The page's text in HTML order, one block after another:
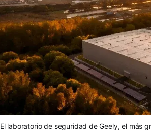
El laboratorio de seguridad de Geely, el más